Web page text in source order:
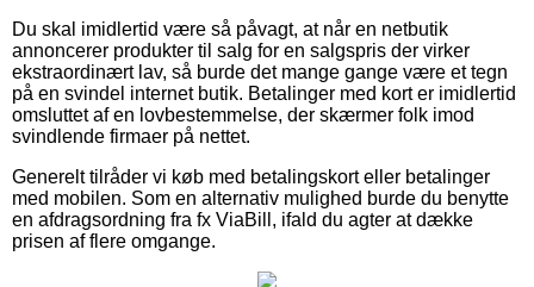
Du skal imidlertid være så påvagt, at når en netbutik
annoncerer produkter til salg for en salgspris der virker
ekstraordinært lav, så burde det mange gange være et tegn
på en svindel internet butik. Betalinger med kort er imidlertid
omsluttet af en lovbestemmelse, der skærmer folk imod
svindlende firmaer på nettet.
Generelt tilråder vi køb med betalingskort eller betalinger
med mobilen. Som en alternativ mulighed burde du benytte
en afdragsordning fra fx ViaBill, ifald du agter at dække
prisen af flere omgange.